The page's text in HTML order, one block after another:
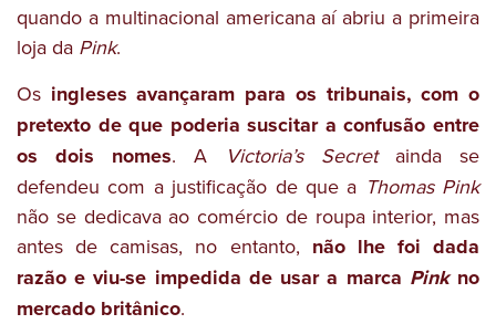
quando a multinacional americana aí abriu a primeira
loja da Pink.
Os ingleses avançaram para os tribunais, com o
pretexto de que poderia suscitar a confusão entre
os dois nomes. A Victoria’s Secretainda se
defendeu com a justificação de que a Thomas Pink
não se dedicava ao comércio de roupa interior, mas
antes de camisas, no entanto, não lhe foi dada
razão e viu-se impedida de usar a marca Pinkno
mercado britânico.